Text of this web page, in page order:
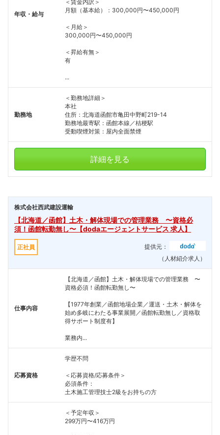
年収・給与
＜賃金内訳＞
月額（基本給）：300,000円〜450,000円
＜月給＞
300,000円〜450,000円
＜昇給有無＞
有
...
勤務地
＜勤務地詳細＞
本社
住所：北海道函館市亀田中野町219-14
勤務地最寄駅：函館本線／桔梗駅
受動喫煙対策：屋内全面禁煙
詳細を見る
株式会社西武建設運輸
【北海道／函館】土木・解体現場での管理業務 〜資格必
須！函館転勤無し〜【dodaエージェントサービス 求人】
正社員
提供元：
（人材紹介求人）
仕事内容
【北海道／函館】土木・解体現場での管理業務 〜
資格必須！函館転勤無し〜
【1977年創業／函館地場企業／運送・土木・解体を
始め多岐にわたる事業展開／函館転勤無し／資格取
得サポート制度有】
業務内...
応募資格
学歴不問
＜応募資格/応募条件＞
必須条件：
土木施工管理技士2級をお持ちの方
＜予定年収＞
299万円〜416万円